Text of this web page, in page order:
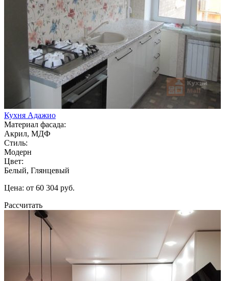
Кухня Адажио
Материал фасада:
Акрил, МДФ
Стиль:
Модерн
Цвет:
Белый, Глянцевый
Цена: от 60 304 руб.
Рассчитать